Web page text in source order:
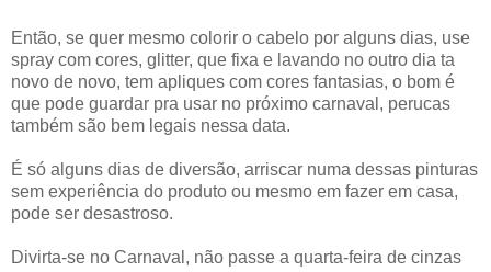
Então, se quer mesmo colorir o cabelo por alguns dias, use
spray com cores, glitter, que fixa e lavando no outro dia ta
novo de novo, tem apliques com cores fantasias, o bom é
que pode guardar pra usar no próximo carnaval, perucas
também são bem legais nessa data.
É só alguns dias de diversão, arriscar numa dessas pinturas
sem experiência do produto ou mesmo em fazer em casa,
pode ser desastroso.
Divirta-se no Carnaval, não passe a quarta-feira de cinzas